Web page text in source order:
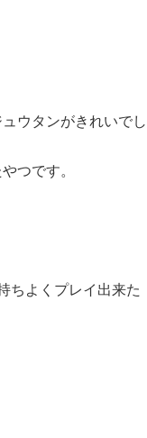
ウタンがきれいでし
つです。
ちよくプレイ出来た